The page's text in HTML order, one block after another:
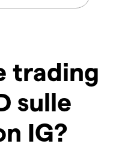
trading
sulle
IG?